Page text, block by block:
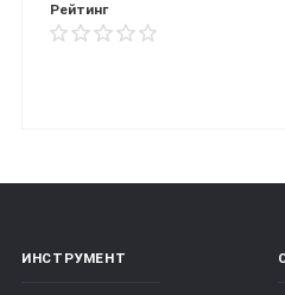
Рейтинг
ИНСТРУМЕНТ